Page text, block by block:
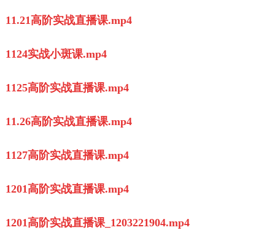
11.21高阶实战直播课.mp4
1124实战小斑课.mp4
1125高阶实战直播课.mp4
11.26高阶实战直播课.mp4
1127高阶实战直播课.mp4
1201高阶实战直播课.mp4
1201高阶实战直播课_1203221904.mp4